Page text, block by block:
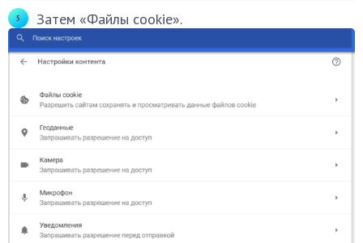
Затем «Файлы cookie».